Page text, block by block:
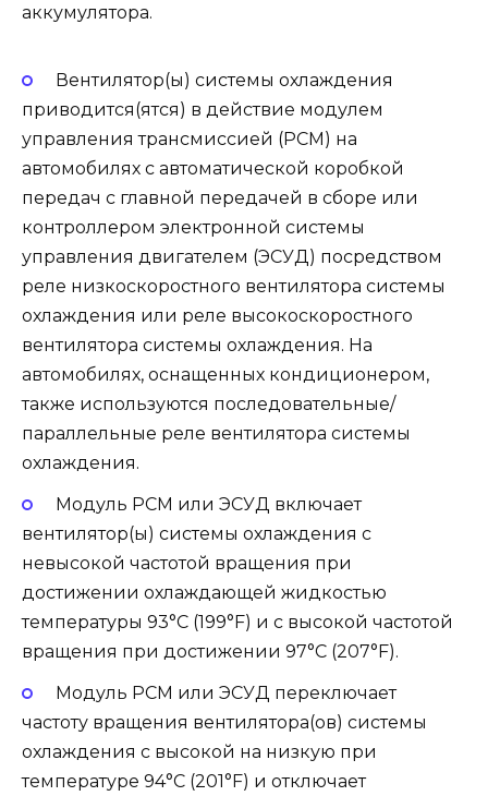
аккумулятора.
Вентилятор(ы) системы охлаждения
приводится(ятся) в действие модулем
управления трансмиссией (РСМ) на
автомобилях с автоматической коробкой
передач с главной передачей в сборе или
контроллером электронной системы
управления двигателем (ЭСУД) посредством
реле низкоскоростного вентилятора системы
охлаждения или реле высокоскоростного
вентилятора системы охлаждения. На
автомобилях, оснащенных кондиционером,
также используются последовательные/
параллельные реле вентилятора системы
охлаждения.
Модуль РСМ или ЭСУД включает
вентилятор(ы) системы охлаждения с
невысокой частотой вращения при
достижении охлаждающей жидкостью
температуры 93°С (199°F) и с высокой частотой
вращения при достижении 97°С (207°F).
Модуль РСМ или ЭСУД переключает
частоту вращения вентилятора(ов) системы
охлаждения с высокой на низкую при
температуре 94°С (201°F) и отключает